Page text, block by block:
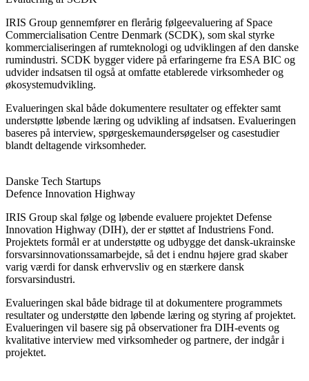
IRIS Group gennemfører en flerårig følgeevaluering af Space
Commercialisation Centre Denmark (SCDK), som skal styrke
kommercialiseringen af rumteknologi og udviklingen af den danske
rumindustri. SCDK bygger videre på erfaringerne fra ESA BIC og
udvider indsatsen til også at omfatte etablerede virksomheder og
økosystemudvikling.
Evalueringen skal både dokumentere resultater og effekter samt
understøtte løbende læring og udvikling af indsatsen. Evalueringen
baseres på interview, spørgeskemaundersøgelser og casestudier
blandt deltagende virksomheder.
Danske Tech Startups
Defence Innovation Highway
IRIS Group skal følge og løbende evaluere projektet Defense
Innovation Highway (DIH), der er støttet af Industriens Fond.
Projektets formål er at understøtte og udbygge det dansk-ukrainske
forsvarsinnovationssamarbejde, så det i endnu højere grad skaber
varig værdi for dansk erhvervsliv og en stærkere dansk
forsvarsindustri.
Evalueringen skal både bidrage til at dokumentere programmets
resultater og understøtte den løbende læring og styring af projektet.
Evalueringen vil basere sig på observationer fra DIH-events og
kvalitative interview med virksomheder og partnere, der indgår i
projektet.